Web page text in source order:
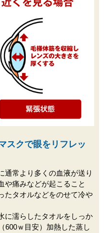
スクで眼をリフレッ
通常より多くの血液が送り
や痛みなどが起こること
たタオルなどをのせて冷や
に濡らしたタオルをしっか
600ｗ目安）加熱した蒸し